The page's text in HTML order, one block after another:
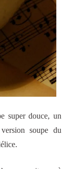
super douce, un
soupe du